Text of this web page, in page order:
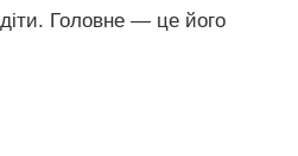
діти. Головне — це його